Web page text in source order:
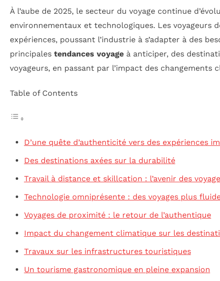
À l’aube de 2025, le secteur du voyage continue
environnementaux et technologiques. Les voyageurs
expériences, poussant l’industrie à s’adapter à des
principales tendances voyage à anticiper, des
voyageurs, en passant par l’impact des
Table of Contents
D’une quête d’authenticité vers des expériences
Des destinations axées sur la durabilité
Travail à distance et skillcation : l’avenir des
Technologie omniprésente : des voyages plus
Voyages de proximité : le retour de l’authentique
Impact du changement climatique sur les
Travaux sur les infrastructures touristiques
Un tourisme gastronomique en pleine expansion